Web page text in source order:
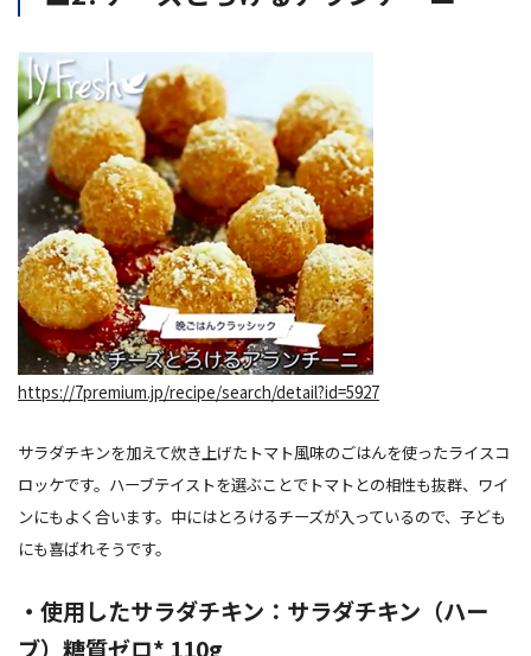
https://7premium.jp/recipe/search/detail?id=5927
サラダチキンを加えて炊き上げたトマト風味のごはんを使ったライスコ
ロッケです。ハーブテイストを選ぶことでトマトとの相性も抜群、ワイ
ンにもよく合います。中にはとろけるチーズが入っているので、子ども
にも喜ばれそうです。
・使用したサラダチキン：サラダチキン（ハー
ブ）糖質ゼロ* 110g